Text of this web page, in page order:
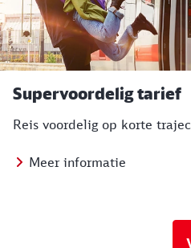
Supervoordelig tarief
Reis voordelig op korte
Meer informatie